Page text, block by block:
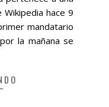
hace 9
mandatario
la mañana se